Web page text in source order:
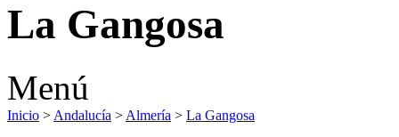
La Gangosa
Menú
Inicio > Andalucía > Almería > La Gangosa